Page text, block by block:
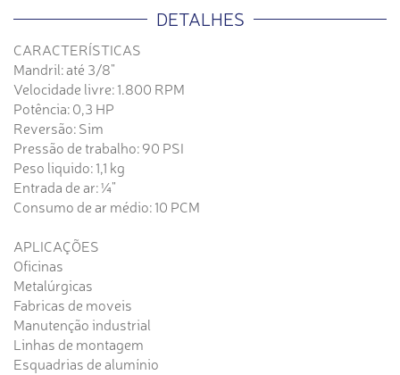
DETALHES
CARACTERÍSTICAS
Mandril: até 3/8"
Velocidade livre: 1.800 RPM
Potência: 0,3 HP
Reversão: Sim
Pressão de trabalho: 90 PSI
Peso liquido: 1,1 kg
Entrada de ar: ¼"
Consumo de ar médio: 10 PCM
APLICAÇÕES
Oficinas
Metalúrgicas
Fabricas de moveis
Manutenção industrial
Linhas de montagem
Esquadrias de alumínio